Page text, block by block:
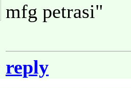
mfg petrasi"
reply